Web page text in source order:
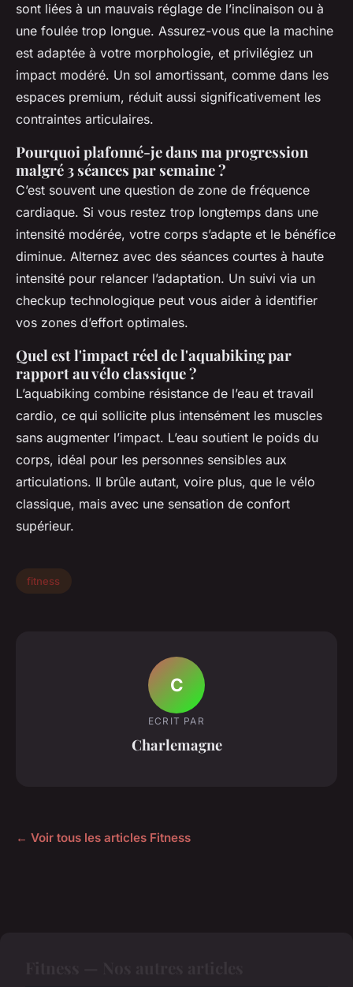
sont liées à un mauvais réglage de l’inclinaison ou à
une foulée trop longue. Assurez-vous que la machine
est adaptée à votre morphologie, et privilégiez un
impact modéré. Un sol amortissant, comme dans les
espaces premium, réduit aussi significativement les
contraintes articulaires.
Pourquoi plafonné-je dans ma progression
malgré 3 séances par semaine ?
C’est souvent une question de zone de fréquence
cardiaque. Si vous restez trop longtemps dans une
intensité modérée, votre corps s’adapte et le bénéfice
diminue. Alternez avec des séances courtes à haute
intensité pour relancer l’adaptation. Un suivi via un
checkup technologique peut vous aider à identifier
vos zones d’effort optimales.
Quel est l'impact réel de l'aquabiking par
rapport au vélo classique ?
L’aquabiking combine résistance de l’eau et travail
cardio, ce qui sollicite plus intensément les muscles
sans augmenter l’impact. L’eau soutient le poids du
corps, idéal pour les personnes sensibles aux
articulations. Il brûle autant, voire plus, que le vélo
classique, mais avec une sensation de confort
supérieur.
fitness
C
ECRIT PAR
Charlemagne
← Voir tous les articles Fitness